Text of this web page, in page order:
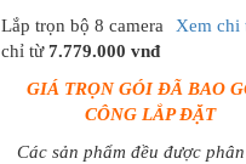
Lắp trọn bộ 8 camera
chỉ từ7.779.000 vnđ
Xem chi
GIÁ TRỌN GÓI ĐÃ BAO
CÔNG LẮP ĐẶT
Các sản phẩm đều được